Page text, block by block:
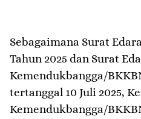
Sebagaimana Surat
Tahun 2025 dan Surat
Kemendukbangga/
tertanggal 10 Juli 2025,
Kemendukbangga/